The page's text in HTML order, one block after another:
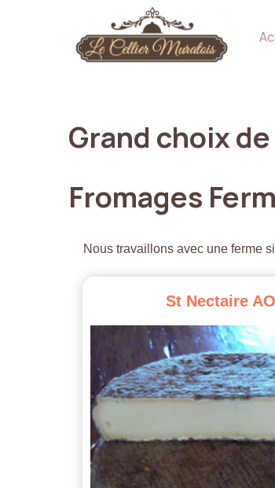
Grand choixde
Fromages
Nous travaillons avec une ferme
St Nectaire